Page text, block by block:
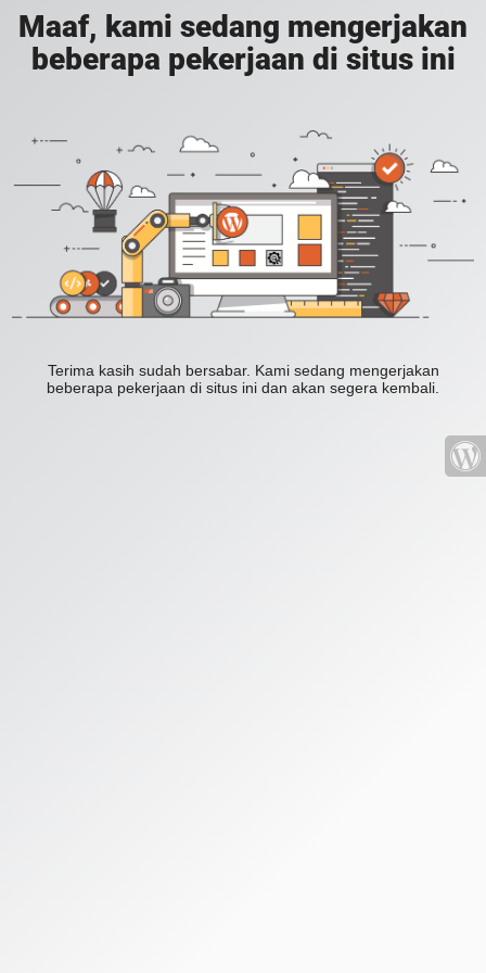
Maaf, kami sedang mengerjakan
beberapa pekerjaan di situs ini
Terima kasih sudah bersabar. Kami sedang mengerjakan
beberapa pekerjaan di situs ini dan akan segera kembali.